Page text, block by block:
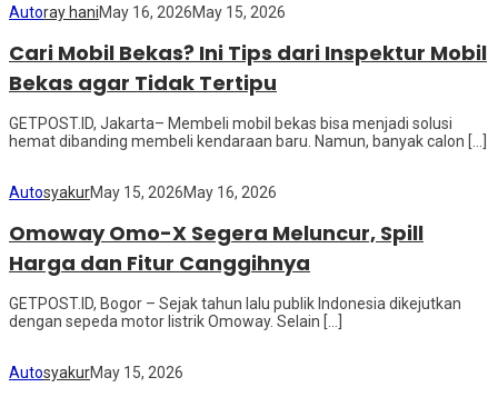
Autoray haniMay 16, 2026May 15, 2026
Cari Mobil Bekas? Ini Tips dari Inspektur Mobil
Bekas agar Tidak Tertipu
GETPOST.ID, Jakarta– Membeli mobil bekas bisa menjadi solusi
hemat dibanding membeli kendaraan baru. Namun, banyak calon […]
AutosyakurMay 15, 2026May 16, 2026
Omoway Omo-X Segera Meluncur, Spill
Harga dan Fitur Canggihnya
GETPOST.ID, Bogor – Sejak tahun lalu publik Indonesia dikejutkan
dengan sepeda motor listrik Omoway. Selain […]
AutosyakurMay 15, 2026